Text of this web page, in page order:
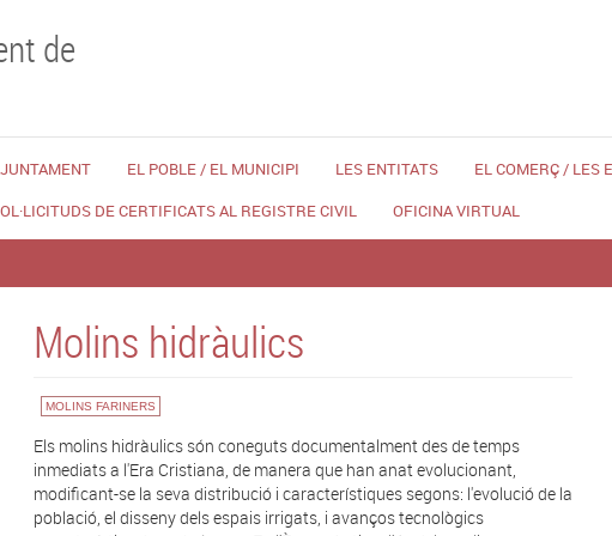
de
EL POBLE / EL MUNICIPI LES ENTITATS EL COMERÇ / LES
DE CERTIFICATS AL REGISTRE CIVIL OFICINA VIRTUAL
Molins hidràulics
MOLINS FARINERS
Els molins hidràulics són coneguts documentalment des de temps
inmediats a l'Era Cristiana, de manera que han anat evolucionant,
modificant-se la seva distribució i característiques segons: l'evolució de la
població, el disseny dels espais irrigats, i avanços tecnològics